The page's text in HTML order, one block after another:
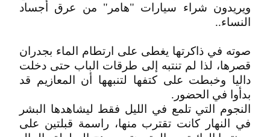
ويريدون شراء سيارات "هامر" من عرق أجساد
النساء..
صوته في ذاكرتها يغطى على ارتطام الماء بجدران
قصرها، لذا لم تنتبه إلى طرقات الباب حتى دخلت
داليا وخبطت على كتفها لتنبهها أن المعازيم قد
بدأوا في الحضور.
النجوم التي تلمع في الليل فقط ليشاهدها البشر
في النهار كانت تقترب منها، راسمة قبلتين على